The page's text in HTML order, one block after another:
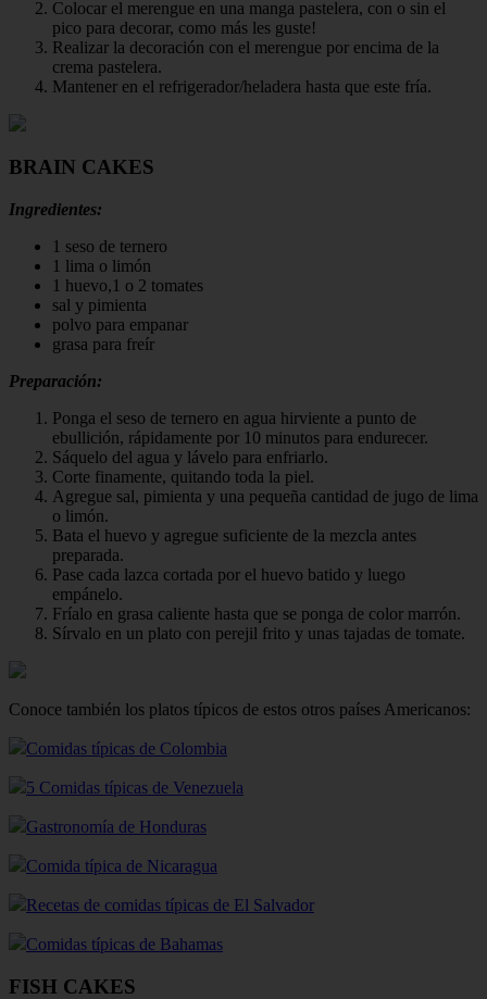
Colocar el merengue en una manga pastelera, con o sin el
pico para decorar, como más les guste!
Realizar la decoración con el merengue por encima de la
crema pastelera.
Mantener en el refrigerador/heladera hasta que este fría.
BRAIN CAKES
Ingredientes:
1 seso de ternero
1 lima o limón
1 huevo,1 o 2 tomates
sal y pimienta
polvo para empanar
grasa para freír
Preparación:
Ponga el seso de ternero en agua hirviente a punto de
ebullición, rápidamente por 10 minutos para endurecer.
Sáquelo del agua y lávelo para enfriarlo.
Corte finamente, quitando toda la piel.
Agregue sal, pimienta y una pequeña cantidad de jugo de lima
o limón.
Bata el huevo y agregue suficiente de la mezcla antes
preparada.
Pase cada lazca cortada por el huevo batido y luego
empánelo.
Fríalo en grasa caliente hasta que se ponga de color marrón.
Sírvalo en un plato con perejil frito y unas tajadas de tomate.
Conoce también los platos típicos de estos otros países Americanos:
Comidas típicas de Colombia
5 Comidas típicas de Venezuela
Gastronomía de Honduras
Comida típica de Nicaragua
Recetas de comidas típicas de El Salvador
Comidas típicas de Bahamas
FISH CAKES